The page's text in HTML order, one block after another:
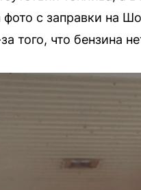
с заправки на
того, что